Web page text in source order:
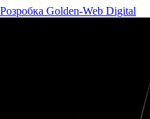
Розробка Golden-Web Digital